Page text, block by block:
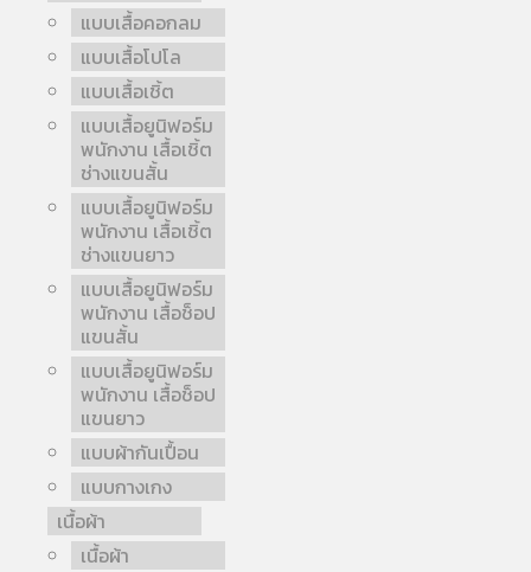
แบบเสื้อคอกลม
แบบเสื้อโปโล
แบบเสื้อเชิ้ต
แบบเสื้อยูนิฟอร์ม
พนักงาน เสื้อเชิ้ต
ช่างแขนสั้น
แบบเสื้อยูนิฟอร์ม
พนักงาน เสื้อเชิ้ต
ช่างแขนยาว
แบบเสื้อยูนิฟอร์ม
พนักงาน เสื้อช็อป
แขนสั้น
แบบเสื้อยูนิฟอร์ม
พนักงาน เสื้อช็อป
แขนยาว
แบบผ้ากันเปื้อน
แบบกางเกง
เนื้อผ้า
เนื้อผ้า